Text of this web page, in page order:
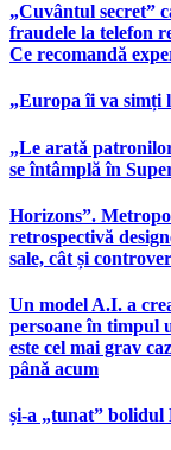
„Cuvântul secret”
fraudele la telefon
Ce recomandă
„Europa îi va simți
„Le arată
se întâmplă în
Horizons”.
retrospectivă
sale, cât și
Un model A.I. a
persoane în timpul
este cel mai grav
până acum
și-a „tunat” bolidul